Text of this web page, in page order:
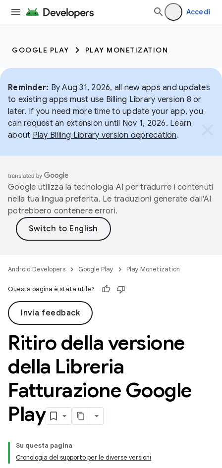
Accedi
GOOGLE PLAY PLAY MONETIZATION
Reminder: By Aug 31, 2026, all new apps and updates
to existing apps must use Billing Library version 8 or
later. If you need more time to update your app, you
can request an extension until Nov 1, 2026. Learn
about Play Billing Library version deprecation.
Google utilizza la tecnologia AI per tradurre i contenuti
nella tua lingua preferita. Le traduzioni generate dall'AI
potrebbero contenere errori.
Android Developers Google Play Play Monetization
Questa pagina è stata utile?
Invia feedback
Ritiro della versione
della Libreria
Fatturazione Google
Play
Su questa pagina
Cronologia del supporto per le diverse versioni